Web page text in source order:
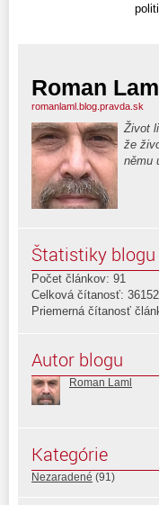
Roman
romanlaml.blog.pravda.sk
Život
že
němu
Štatistiky blogu
Počet článkov: 91
Celková čítanosť:
Priemerná čítanosť
Autor blogu
Roman Laml
Kategórie
Nezaradené (91)